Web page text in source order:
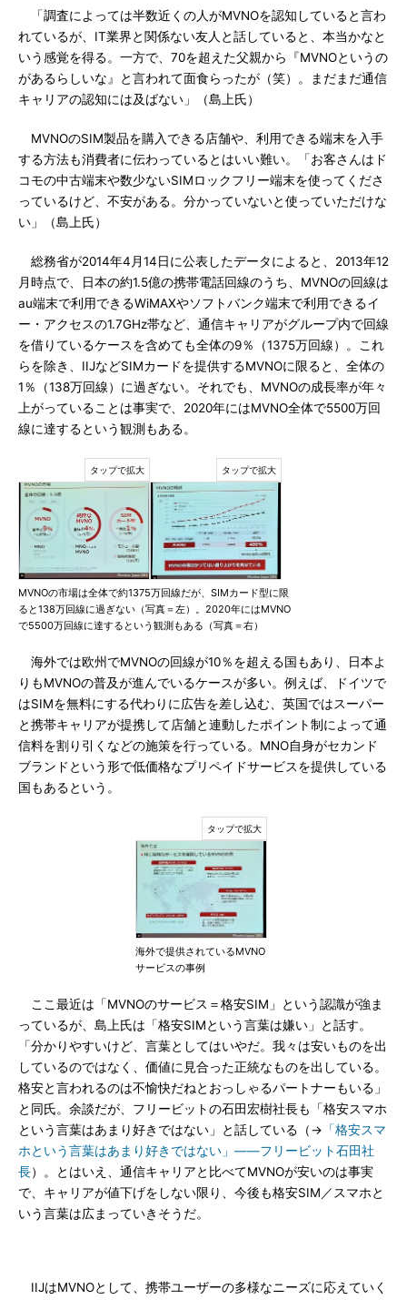
「調査によっては半数近くの人がMVNOを認知していると言わ
れているが、IT業界と関係ない友人と話していると、本当かなと
いう感覚を得る。一方で、70を超えた父親から『MVNOというの
があるらしいな』と言われて面食らったが（笑）。まだまだ通信
キャリアの認知には及ばない」（島上氏）
MVNOのSIM製品を購入できる店舗や、利用できる端末を入手
する方法も消費者に伝わっているとはいい難い。「お客さんはド
コモの中古端末や数少ないSIMロックフリー端末を使ってくださ
っているけど、不安がある。分かっていないと使っていただけな
い」（島上氏）
総務省が2014年4月14日に公表したデータによると、2013年12
月時点で、日本の約1.5億の携帯電話回線のうち、MVNOの回線は
au端末で利用できるWiMAXやソフトバンク端末で利用できるイ
ー・アクセスの1.7GHz帯など、通信キャリアがグループ内で回線
を借りているケースを含めても全体の9％（1375万回線）。これ
らを除き、IIJなどSIMカードを提供するMVNOに限ると、全体の
1％（138万回線）に過ぎない。それでも、MVNOの成長率が年々
上がっていることは事実で、2020年にはMVNO全体で5500万回
線に達するという観測もある。
MVNOの市場は全体で約1375万回線だが、SIMカード型に限
ると138万回線に過ぎない（写真＝左）。2020年にはMVNO
で5500万回線に達するという観測もある（写真＝右）
海外では欧州でMVNOの回線が10％を超える国もあり、日本よ
りもMVNOの普及が進んでいるケースが多い。例えば、ドイツで
はSIMを無料にする代わりに広告を差し込む、英国ではスーパー
と携帯キャリアが提携して店舗と連動したポイント制によって通
信料を割り引くなどの施策を行っている。MNO自身がセカンド
ブランドという形で低価格なプリペイドサービスを提供している
国もあるという。
海外で提供されているMVNO
サービスの事例
ここ最近は「MVNOのサービス＝格安SIM」という認識が強ま
っているが、島上氏は「格安SIMという言葉は嫌い」と話す。
「分かりやすいけど、言葉としてはいやだ。我々は安いものを出
しているのではなく、価値に見合った正統なものを出している。
格安と言われるのは不愉快だねとおっしゃるパートナーもいる」
と同氏。余談だが、フリービットの石田宏樹社長も「格安スマホ
という言葉はあまり好きではない」と話している（→ 「格安スマ
ホという言葉はあまり好きではない」――フリービット石田社
長）。とはいえ、通信キャリアと比べてMVNOが安いのは事実
で、キャリアが値下げをしない限り、今後も格安SIM／スマホと
いう言葉は広まっていきそうだ。
IIJはMVNOとして、携帯ユーザーの多様なニーズに応えていく